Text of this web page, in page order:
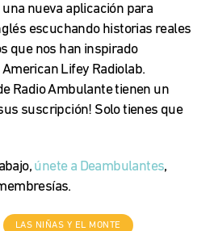
nueva aplicación para
escuchando historias reales
que nos han inspirado
Lifey Radiolab.
Radio Ambulante tienen un
suscripción! Solo tienes que
únete a Deambulantes,
LAS NIÑAS Y EL MONTE